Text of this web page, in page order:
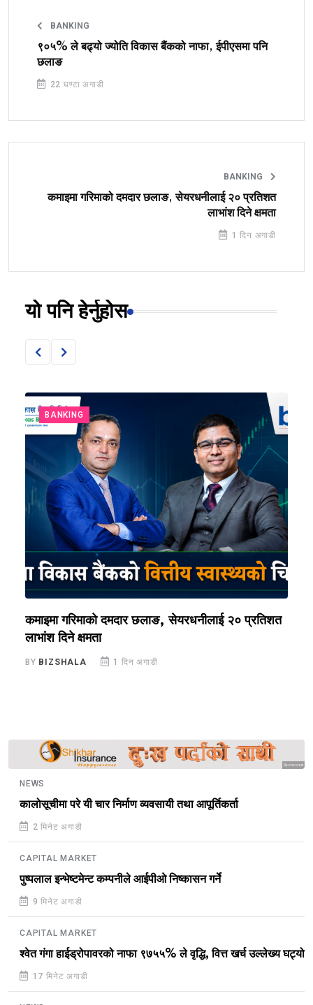
BANKING
९०५% ले बढ्यो ज्योति विकास बैंकको नाफा, ईपीएसमा पनि
छलाङ
22 घण्टा अगाडी
BANKING
कमाइमा गरिमाको दमदार छलाङ, सेयरधनीलाई २० प्रतिशत
लाभांश दिने क्षमता
1 दिन अगाडी
यो पनि हेर्नुहोस
BANKING
कमाइमा गरिमाको दमदार छलाङ, सेयरधनीलाई २० प्रतिशत
लाभांश दिने क्षमता
BY BIZSHALA 1 दिन अगाडी
Sponsored
NEWS
कालोसूचीमा परे यी चार निर्माण व्यवसायी तथा आपूर्तिकर्ता
2 मिनेट अगाडी
CAPITAL MARKET
पुष्पलाल इन्भेष्टमेन्ट कम्पनीले आईपीओ निष्कासन गर्ने
9 मिनेट अगाडी
CAPITAL MARKET
श्वेत गंगा हाईड्रोपावरको नाफा ९७५५% ले वृद्धि, वित्त खर्च उल्लेख्य घट्यो
17 मिनेट अगाडी